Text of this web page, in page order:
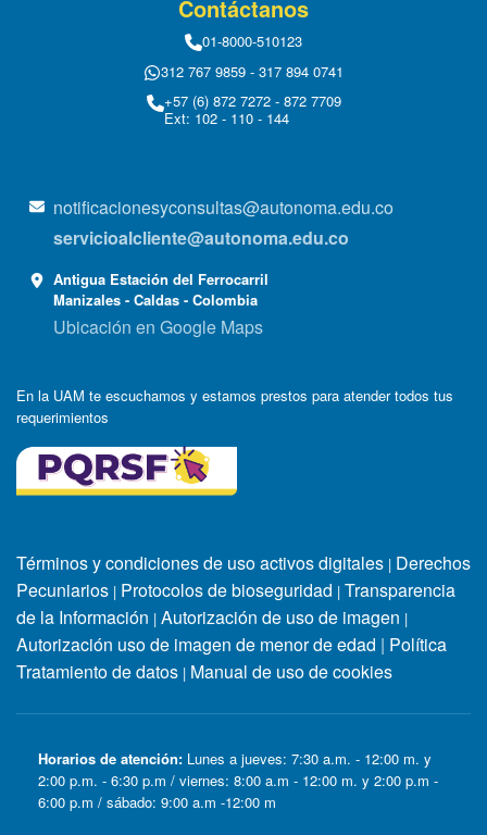
Contáctanos
01-8000-510123
312 767 9859 - 317 894 0741
+57 (6) 872 7272 - 872 7709
Ext: 102 - 110 - 144
notificacionesyconsultas@autonoma.edu.co
servicioalcliente@autonoma.edu.co
Antigua Estación del Ferrocarril
Manizales - Caldas - Colombia
Ubicación en Google Maps
En la UAM te escuchamos y estamos prestos para atender todos tus
requerimientos
Términos y condiciones de uso activos digitales | Derechos
Pecuniarios | Protocolos de bioseguridad | Transparencia
de la Información | Autorización de uso de imagen |
Autorización uso de imagen de menor de edad | Política
Tratamiento de datos | Manual de uso de cookies
Horarios de atención: Lunes a jueves: 7:30 a.m. - 12:00 m. y
2:00 p.m. - 6:30 p.m / viernes: 8:00 a.m - 12:00 m. y 2:00 p.m -
6:00 p.m / sábado: 9:00 a.m -12:00 m